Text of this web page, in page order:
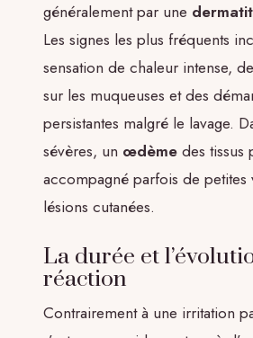
généralement par une
Les signes les plus fréquents
sensation de chaleur intense,
sur les muqueuses et des
persistantes malgré le lavage.
sévères, un œdème des tissus
accompagné parfois de petites
lésions cutanées.
La durée et
réaction
Contrairement à une irritation